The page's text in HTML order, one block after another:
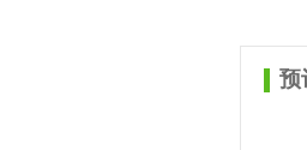
预